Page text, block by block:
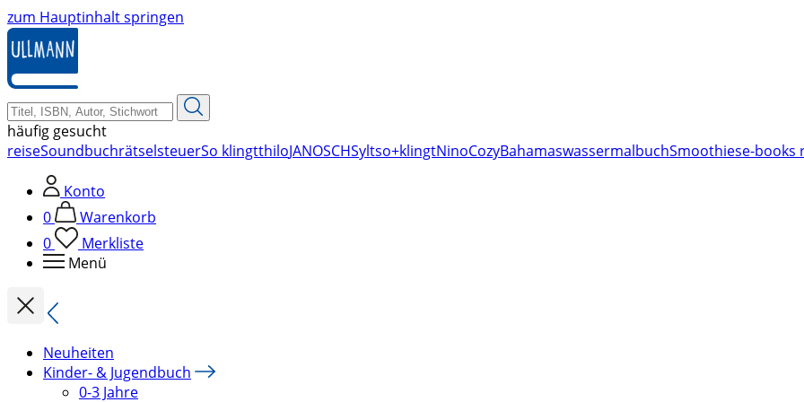
zum Hauptinhalt springen
häufig gesucht
reiseSoundbuchrätselsteuerSo klingtthiloJANOSCHSyltso+klingtNinoCozyBahamaswassermalbuchSmoothiese-books
Konto
0
Warenkorb
0
Merkliste
Menü
Neuheiten
Kinder- & Jugendbuch
0-3 Jahre